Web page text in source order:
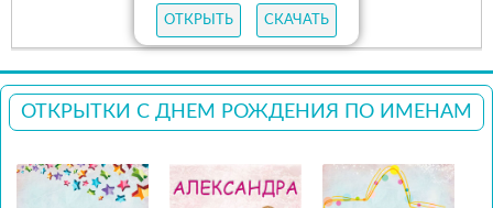
ОТКРЫТЬ СКАЧАТЬ
ОТКРЫТКИ С ДНЕМ РОЖДЕНИЯ ПО ИМЕНАМ